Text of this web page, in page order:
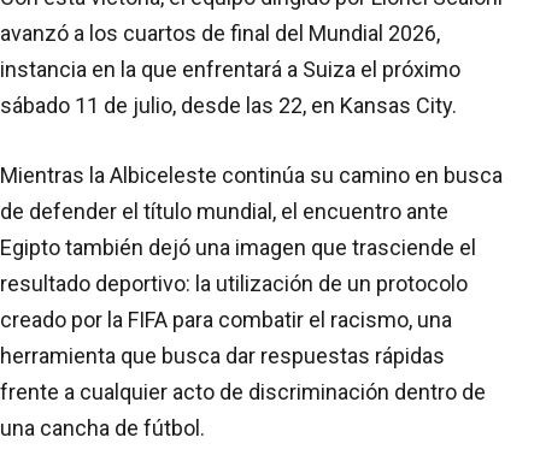
avanzó a los cuartos de final del Mundial 2026,
instancia en la que enfrentará a Suiza el próximo
sábado 11 de julio, desde las 22, en Kansas City.
Mientras la Albiceleste continúa su camino en busca
de defender el título mundial, el encuentro ante
Egipto también dejó una imagen que trasciende el
resultado deportivo: la utilización de un protocolo
creado por la FIFA para combatir el racismo, una
herramienta que busca dar respuestas rápidas
frente a cualquier acto de discriminación dentro de
una cancha de fútbol.